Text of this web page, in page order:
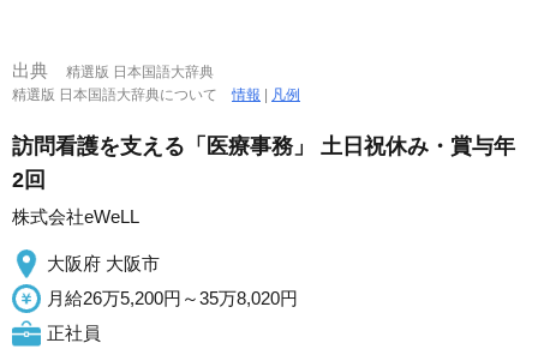
出典
精選版 日本国語大辞典
精選版 日本国語大辞典について情報 凡例
訪問看護を支える「医療事務」 土日祝休み・賞与年
2回
株式会社eWeLL
大阪府 大阪市
月給26万5,200円～35万8,020円
正社員